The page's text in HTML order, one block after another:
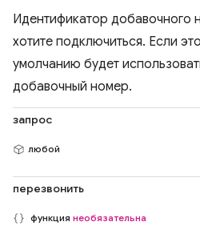
Идентификатор добавочного
хотите подключиться. Если
умолчанию будет
добавочный номер.
запрос
любой
перезвонить
функция необязательна